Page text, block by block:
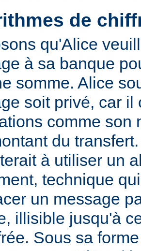
de
qu'Alice
à sa banque
somme. Alice
soit privé, car il
comme son
du
à utiliser un
technique
un message
illisible jusqu'à
Sous sa